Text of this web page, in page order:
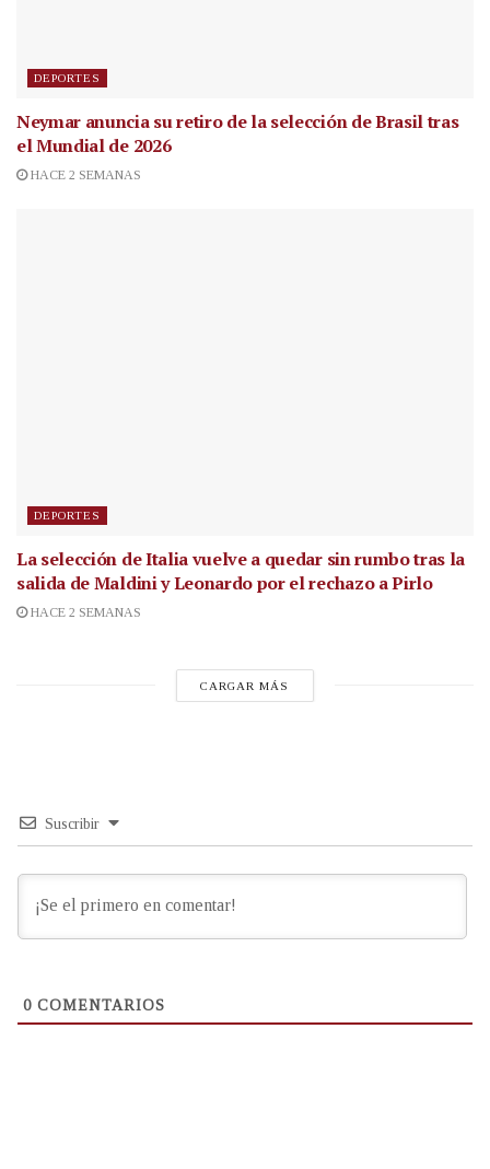
DEPORTES
Neymar anuncia su retiro de la selección de Brasil tras
el Mundial de 2026
HACE 2 SEMANAS
DEPORTES
La selección de Italia vuelve a quedar sin rumbo tras la
salida de Maldini y Leonardo por el rechazo a Pirlo
HACE 2 SEMANAS
CARGAR MÁS
Suscribir
0 COMENTARIOS